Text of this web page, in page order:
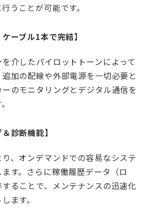
うことが可能です。
ーブル1本で完結】
介したパイロットトーンによって
加の配線や外部電源を一切必要と
のモニタリングとデジタル通信を
診断機能】
、オンデマンドでの容易なシステ
す。さらに稼働履歴データ（ロ
ることで、メンテナンスの迅速化
ます。